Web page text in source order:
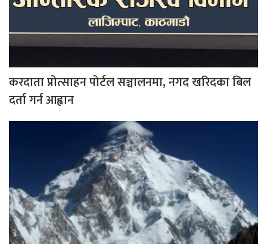
करदाता प्रोत्साहन पोर्टल सञ्चालनमा, नगद खरिदका बिल
दर्ता गर्न आह्वान